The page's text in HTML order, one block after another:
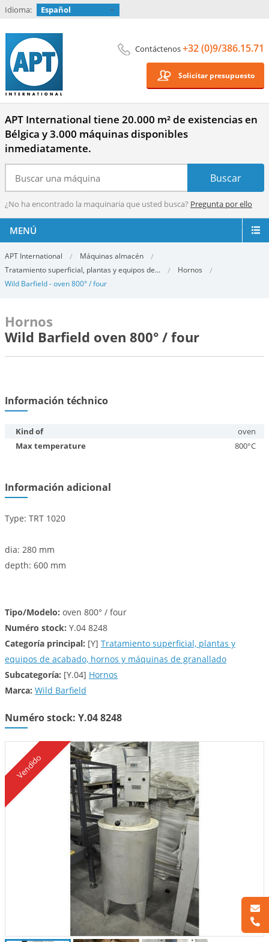
Idioma: Español
Contáctenos+32 (0)9/386.15.71
Solicitar presupuesto
APT International tiene 20.000 m² de existencias en
Bélgica y 3.000 máquinas disponibles
inmediatamente.
¿No ha encontrado la maquinaria que usted busca? Pregunta por ello
MENÚ
APT International
Máquinas almacén
Tratamiento superficial, plantas y equipos de...
Hornos
Wild Barfield - oven 800° / four
Hornos
Wild Barfield oven 800° / four
Información téchnico
Kind of
oven
Max temperature
800°C
Información adicional
Type: TRT 1020
dia: 280 mm
depth: 600 mm
Tipo/Modelo: oven 800° / four
Numéro stock: Y.04 8248
Categoría principal: [Y] Tratamiento superficial, plantas y
equipos de acabado, hornos y máquinas de granallado
Subcategoría: [Y.04] Hornos
Marca: Wild Barfield
Numéro stock: Y.04 8248
Vendido